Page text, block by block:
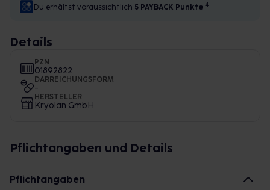
Du erhältst voraussichtlich 5 PAYBACK Punkte 4
Details
PZN
01892822
DARREICHUNGSFORM
-
HERSTELLER
Kryolan GmbH
Pflichtangaben und Details
Pflichtangaben